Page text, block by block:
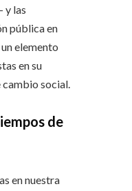
y las
pública en
elemento
en su
cambio social.
de
en nuestra